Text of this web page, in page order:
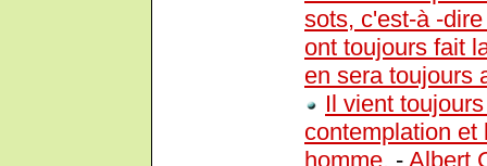
sots, c'est-à -
ont toujours fait
en sera toujours
Il vient
contemplation et
homme. - Albert